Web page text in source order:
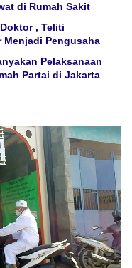
di Rumah Sakit
, Teliti
Menjadi Pengusaha
Pelaksanaan
Partai di Jakarta